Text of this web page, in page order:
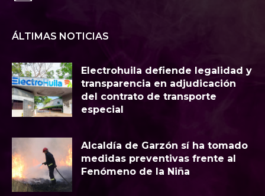
ÁLTIMAS NOTICIAS
Electrohuila defiende legalidad y
transparencia en adjudicación
del contrato de transporte
especial
Alcaldía de Garzón sí ha tomado
medidas preventivas frente al
Fenómeno de la Niña